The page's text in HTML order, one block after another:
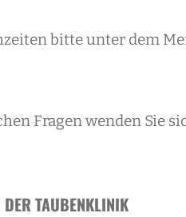
bitte unter dem
Fragen wenden Sie
DER TAUBENKLINIK